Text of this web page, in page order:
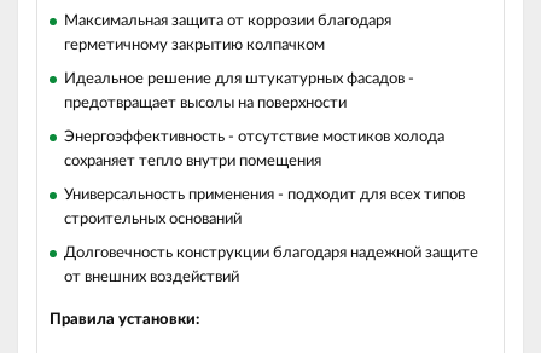
Максимальная защита от коррозии благодаря
герметичному закрытию колпачком
Идеальное решение для штукатурных фасадов -
предотвращает высолы на поверхности
Энергоэффективность - отсутствие мостиков холода
сохраняет тепло внутри помещения
Универсальность применения - подходит для всех типов
строительных оснований
Долговечность конструкции благодаря надежной защите
от внешних воздействий
Правила установки: